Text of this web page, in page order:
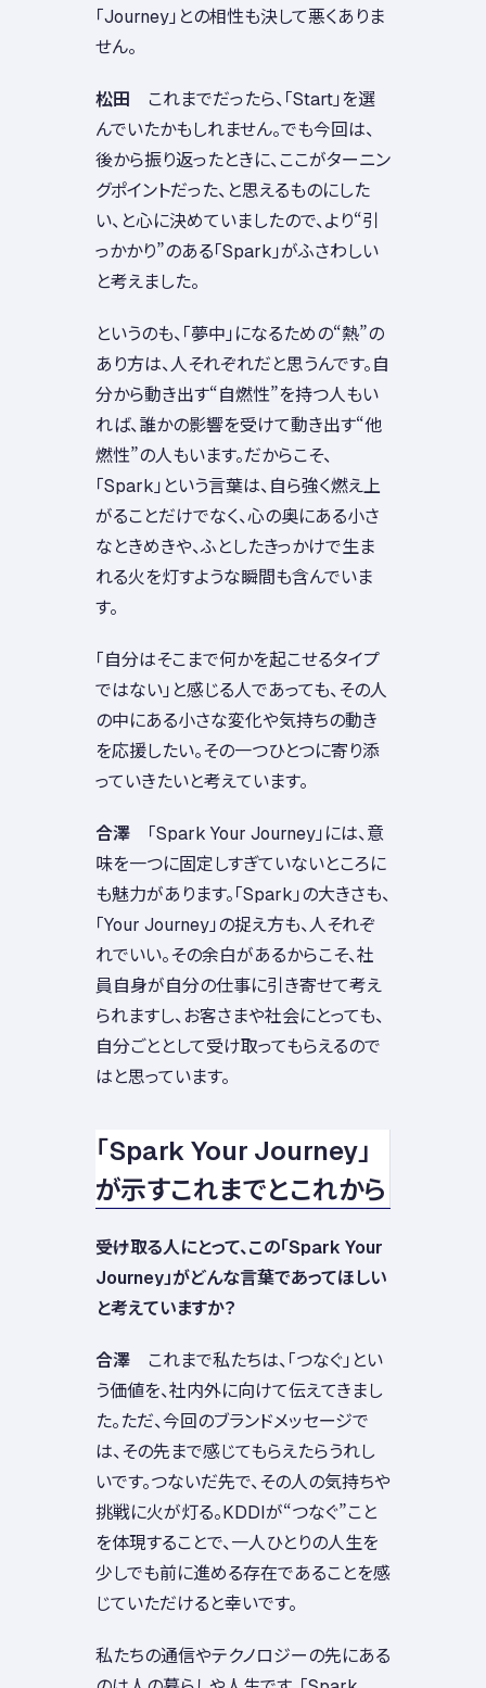
「Journey」との相性も決して悪くありま
せん。
松田 これまでだったら、「Start」を選
んでいたかもしれません。でも今回は、
後から振り返ったときに、ここがターニン
グポイントだった、と思えるものにした
い、と心に決めていましたので、より“引
っかかり”のある「Spark」がふさわしい
と考えました。
というのも、「夢中」になるための“熱”の
あり方は、人それぞれだと思うんです。自
分から動き出す“自燃性”を持つ人もい
れば、誰かの影響を受けて動き出す“他
燃性”の人もいます。だからこそ、
「Spark」という言葉は、自ら強く燃え上
がることだけでなく、心の奥にある小さ
なときめきや、ふとしたきっかけで生ま
れる火を灯すような瞬間も含んでいま
す。
「自分はそこまで何かを起こせるタイプ
ではない」と感じる人であっても、その人
の中にある小さな変化や気持ちの動き
を応援したい。その一つひとつに寄り添
っていきたいと考えています。
合澤 「Spark Your Journey」には、意
味を一つに固定しすぎていないところに
も魅力があります。「Spark」の大きさも、
「Your Journey」の捉え方も、人それぞ
れでいい。その余白があるからこそ、社
員自身が自分の仕事に引き寄せて考え
られますし、お客さまや社会にとっても、
自分ごととして受け取ってもらえるので
はと思っています。
「Spark Your Journey」
が示すこれまでとこれから
――受け取る人にとって、この「Spark Your
Journey」がどんな言葉であってほしい
と考えていますか？
合澤 これまで私たちは、「つなぐ」とい
う価値を、社内外に向けて伝えてきまし
た。ただ、今回のブランドメッセージで
は、その先まで感じてもらえたらうれし
いです。つないだ先で、その人の気持ちや
挑戦に火が灯る。KDDIが“つなぐ”こと
を体現することで、一人ひとりの人生を
少しでも前に進める存在であることを感
じていただけると幸いです。
私たちの通信やテクノロジーの先にある